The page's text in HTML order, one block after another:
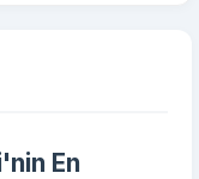
En